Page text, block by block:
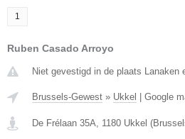
1
Ruben Casado Arroyo
Niet gevestigd in de plaats Lanaken
Brussels-Gewest » Ukkel Google
De Frélaan 35A, 1180 Ukkel (